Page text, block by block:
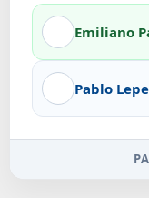
Emiliano
Pablo